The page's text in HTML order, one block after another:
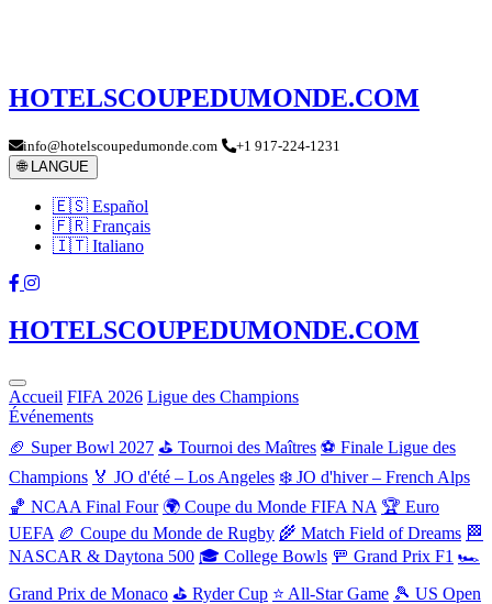
HOTELSCOUPEDUMONDE.COM
info@hotelscoupedumonde.com
+1 917-224-1231
🌐 LANGUE
🇪🇸 Español
🇫🇷 Français
🇮🇹 Italiano
HOTELSCOUPEDUMONDE.COM
Accueil FIFA 2026 Ligue des Champions
Événements
🏈 Super Bowl 2027 ⛳ Tournoi des Maîtres ⚽ Finale Ligue des
Champions 🏅 JO d'été – Los Angeles ❄️ JO d'hiver – French Alps
🏀 NCAA Final Four 🌍 Coupe du Monde FIFA NA 🏆 Euro
UEFA 🏉 Coupe du Monde de Rugby 🌾 Match Field of Dreams 🏁
NASCAR & Daytona 500 🎓 College Bowls 🚥 Grand Prix F1 🏎️
Grand Prix de Monaco ⛳ Ryder Cup ⭐ All-Star Game 🎾 US Open